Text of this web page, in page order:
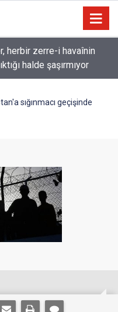
onlardan biri
sığınmacı geçişinde